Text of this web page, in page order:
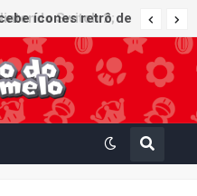
ícones retrô de
Kart: Super Circuit